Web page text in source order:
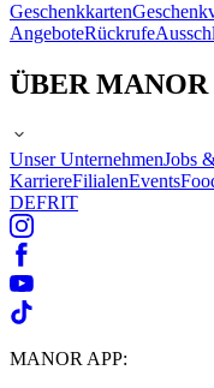
Geschenkkarten
AngeboteRückrufe
ÜBER MANOR
Unser UnternehmenJobs
KarriereFilialenEvents
DEFRIT
MANOR APP: